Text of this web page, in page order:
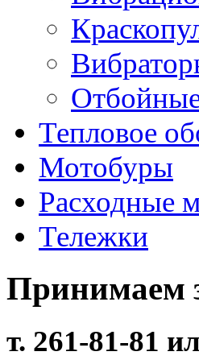
Тепловое
Мотобуры
Расходные
Тележки
Принимаем
т. 261-81-81